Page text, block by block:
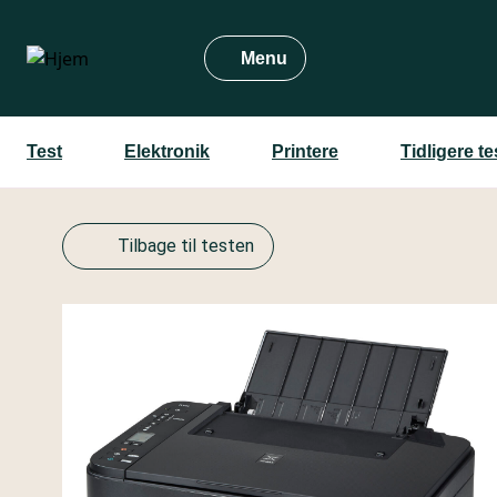
hovedindhold
Menu
Test Elektronik Printere Tidligere
Tilbage til testen